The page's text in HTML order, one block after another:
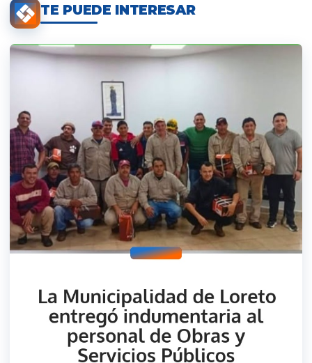
TE PUEDE INTERESAR